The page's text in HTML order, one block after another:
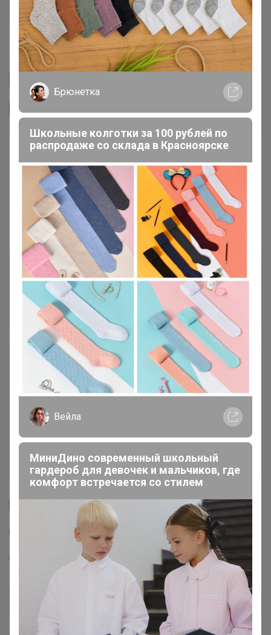
Happy Baby
В архиве
—
Собрано
19 %
Ожидание ~ 5 дней
Пристрой 1 лот
Комментарии к лотам 1.6K
Отзывы участников 3.6K
Описание
Условия участия
Ключевые даты
История проведённых выкупов
Cтраничка организатора
Другие СП организатора Happy Baby
Пристрой организатора Happy Baby
Брюнетка
Школьные колготки за 100 рублей по
распродаже со склада в Красноярске
Вейла
МиниДино современный школьный
гардероб для девочек и мальчиков, где
комфорт встречается со стилем